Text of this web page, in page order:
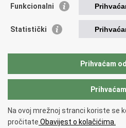
Vlada RH
ASOO
CARNET
Copyright © 2026 Ministarstvo znanosti,
Funkcionalni
Statistički
Prihvaćam
Na ovoj mrežnoj stranci koriste se
pročitate Obavijest o kolačićima.